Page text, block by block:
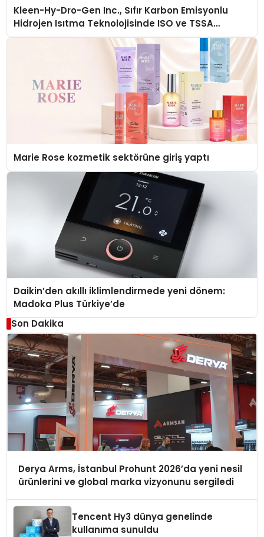
Kleen-Hy-Dro-Gen Inc., Sıfır Karbon Emisyonlu
Hidrojen Isıtma Teknolojisinde ISO ve TSSA
Düzenleyici Onaylarını Aldı
Marie Rose kozmetik sektörüne giriş yaptı
Daikin’den akıllı iklimlendirmede yeni dönem:
Madoka Plus Türkiye’de
Son Dakika
Derya Arms, İstanbul Prohunt 2026’da yeni nesil
ürünlerini ve global marka vizyonunu sergiledi
Tencent Hy3 dünya genelinde
kullanıma sunuldu